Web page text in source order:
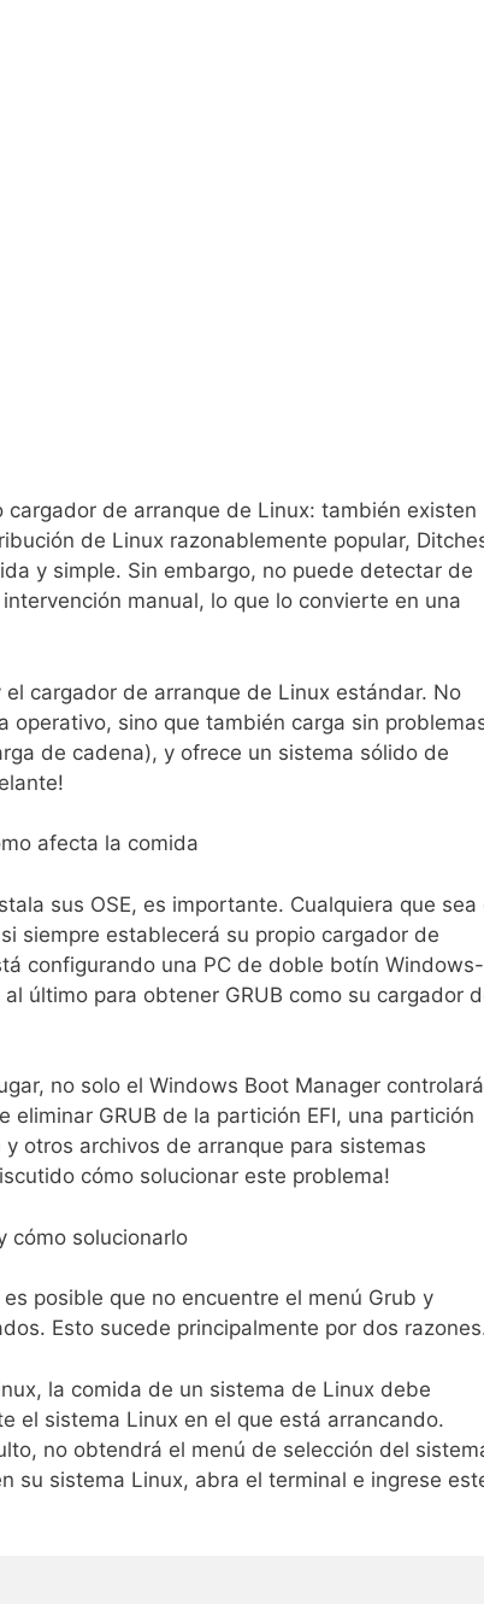
de arranque de Linux: también existen
de Linux razonablemente popular,
y simple. Sin embargo, no puede detectar de
manual, lo que lo convierte en una
cargador de arranque de Linux estándar. No
sino que también carga sin
de cadena), y ofrece un sistema sólido de
afecta la comida
sus OSE, es importante. Cualquiera que sea
siempre establecerá su propio cargador de
configurando una PC de doble botín Windows-
último para obtener GRUB como su cargador
no solo el Windows Boot Manager controlará
GRUB de la partición EFI, una partición
otros archivos de arranque para sistemas
cómo solucionar este problema!
cómo solucionarlo
posible que no encuentre el menú Grub y
Esto sucede principalmente por dos
la comida de un sistema de Linux debe
el sistema Linux en el que está arrancando.
no obtendrá el menú de selección del
su sistema Linux, abra el terminal e ingrese